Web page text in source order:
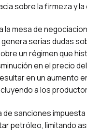
sobre la firmeza y
la mesa de
serias dudas
un régimen que
en el precio
en un aumento
a los
sanciones
petróleo, limitando